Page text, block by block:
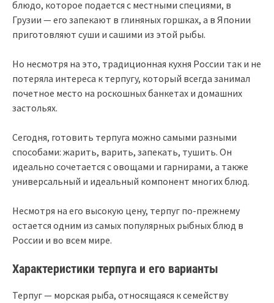
блюдо, которое подается с местными специями, в
Грузии — его запекают в глиняных горшках, а в Японии
приготовляют суши и сашими из этой рыбы.
Но несмотря на это, традиционная кухня России так и не
потеряла интереса к терпугу, который всегда занимал
почетное место на роскошных банкетах и домашних
застольях.
Сегодня, готовить терпуга можно самыми разными
способами: жарить, варить, запекать, тушить. Он
идеально сочетается с овощами и гарнирами, а также
универсальный и идеальный компонент многих блюд.
Несмотря на его высокую цену, терпуг по-прежнему
остается одним из самых популярных рыбных блюд в
России и во всем мире.
Характеристики терпуга и его варианты
Терпуг — морская рыба, относящаяся к семейству